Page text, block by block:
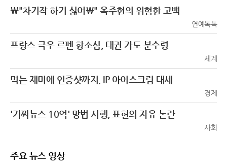
\"차기작 하기 싫어\" 옥주현의 위험한 고백
연예톡톡
프랑스 극우 르펜 항소심, 대권 가도 분수령
세계
먹는 재미에 인증샷까지, IP 아이스크림 대세
경제
'가짜뉴스 10억' 망법 시행, 표현의 자유 논란
사회
주요 뉴스 영상